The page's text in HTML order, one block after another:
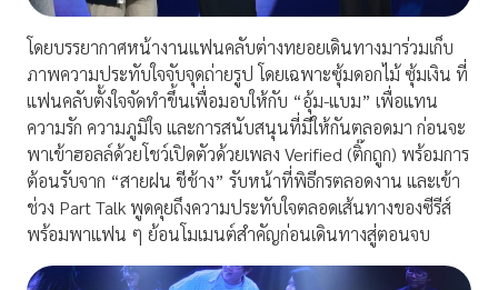
โดยบรรยากาศหน้างานแฟนคลับต่างทยอยเดินทางมาร่วมเก็บ
ภาพความประทับใจจับจุดถ่ายรูป โดยเฉพาะซุ้มดอกไม้ ซุ้มเงิน ที่
แฟนคลับตั้งใจจัดทำขึ้นเพื่อมอบให้กับ “อุ้ม-แบม” เพื่อแทน
ความรัก ความภูมิใจ และการสนับสนุนที่มีให้กันตลอดมา ก่อนจะ
พาเข้าฮอลล์ด้วยโชว์เปิดตัวด้วยเพลง Verified (ติ๊กถูก) พร้อมการ
ต้อนรับจาก “สายฝน ชีช้าง” รับหน้าที่พิธีกรตลอดงาน และเข้า
ช่วง Part Talk พูดคุยถึงความประทับใจตลอดเส้นทางของซีรีส์
พร้อมพาแฟน ๆ ย้อนโมเมนต์สำคัญก่อนเดินทางสู่ตอนจบ